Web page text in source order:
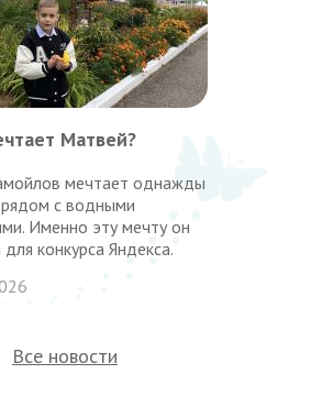
Матвей?
мечтает однажды
рядом с водными
Именно эту мечту он
конкурса Яндекса.
Все новости